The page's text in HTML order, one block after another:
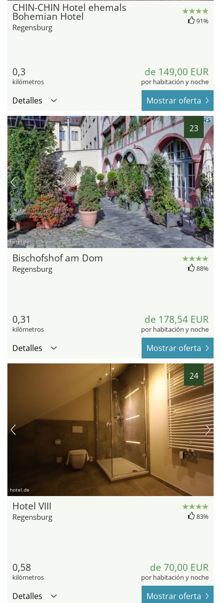
CHIN-CHIN Hotel ehemals
Bohemian Hotel
Regensburg
91%
0,3
kilómetros
de 149,00 EUR
por habitación y noche
Detalles Mostrar oferta
23
hotel.de
Bischofshof am Dom
Regensburg 88%
0,31
kilómetros
de 178,54 EUR
por habitación y noche
Detalles Mostrar oferta
24
hotel.de
Hotel VIII
Regensburg 83%
0,58
kilómetros
de 70,00 EUR
por habitación y noche
Detalles Mostrar oferta